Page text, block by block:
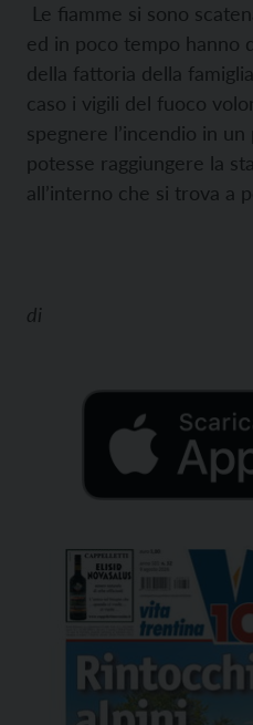
Le fiamme si sono
ed in poco tempo hanno
della fattoria della
caso i vigili del fuoco
spegnere l’incendio in un
potesse raggiungere la
all’interno che si trova a
di